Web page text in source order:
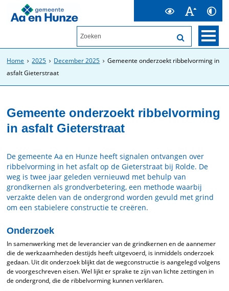
Home 2025 December 2025
Gemeente onderzoekt ribbelvorming in
asfalt Gieterstraat
Gemeente onderzoekt ribbelvorming
in asfalt Gieterstraat
De gemeente Aa en Hunze heeft signalen ontvangen over
ribbelvorming in het asfalt op de Gieterstraat bij Rolde. De
weg is twee jaar geleden vernieuwd met behulp van
grondkernen als grondverbetering, een methode waarbij
verzakte delen van de ondergrond worden gevuld met grind
om een stabielere constructie te creëren.
Onderzoek
In samenwerking met de leverancier van de grindkernen en de aannemer
die de werkzaamheden destijds heeft uitgevoerd, is inmiddels onderzoek
gedaan. Uit dit onderzoek blijkt dat de wegconstructie is aangelegd volgens
de voorgeschreven eisen. Wel lijkt er sprake te zijn van lichte zettingen in
de ondergrond, die de ribbelvorming kunnen verklaren.